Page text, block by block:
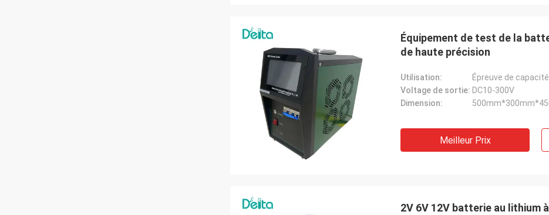
Équipement de test de la
de haute précision
Utilisation:
Épreuve de
Voltage de sortie: DC10-300V
Dimension:
Meilleur Prix
2V 6V 12V batterie au lithium